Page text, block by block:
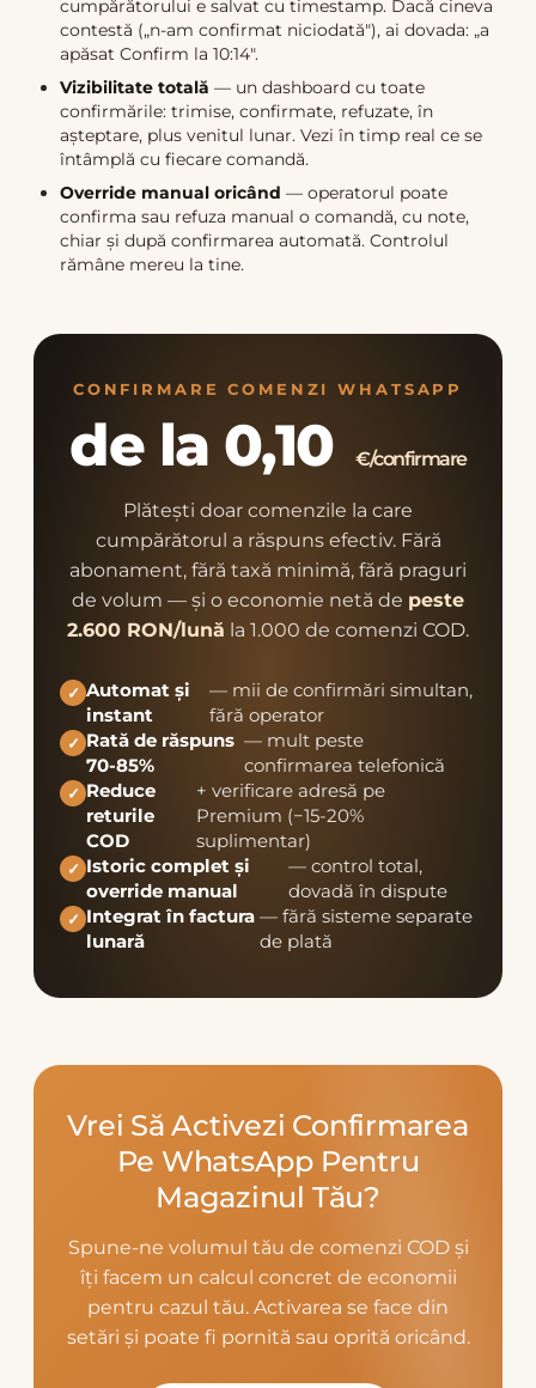
cumpărătorului e salvat cu timestamp. Dacă cineva
contestă („n-am confirmat niciodată"), ai dovada: „a
apăsat Confirm la 10:14".
Vizibilitate totală — un dashboard cu toate
confirmările: trimise, confirmate, refuzate, în
așteptare, plus venitul lunar. Vezi în timp real ce se
întâmplă cu fiecare comandă.
Override manual oricând — operatorul poate
confirma sau refuza manual o comandă, cu note,
chiar și după confirmarea automată. Controlul
rămâne mereu la tine.
CONFIRMARE COMENZI WHATSAPP
de la 0,10 €/confirmare
Plătești doar comenzile la care
cumpărătorul a răspuns efectiv. Fără
abonament, fără taxă minimă, fără praguri
de volum — și o economie netă de peste
2.600 RON/lună la 1.000 de comenzi COD.
✓ Automat și
instant
— mii de confirmări simultan,
fără operator
✓ Rată de răspuns
70-85%
— mult peste
confirmarea telefonică
✓ Reduce
returile
COD
+ verificare adresă pe
Premium (−15-20%
suplimentar)
✓ Istoric complet și
override manual
— control total,
dovadă în dispute
✓ Integrat în factura
lunară
— fără sisteme separate
de plată
Vrei Să Activezi Confirmarea
Pe WhatsApp Pentru
Magazinul Tău?
Spune-ne volumul tău de comenzi COD și
îți facem un calcul concret de economii
pentru cazul tău. Activarea se face din
setări și poate fi pornită sau oprită oricând.